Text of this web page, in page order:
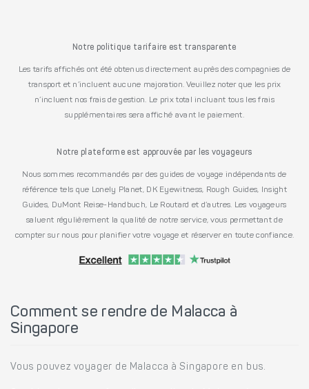
Notre politique tarifaire est transparente
Les tarifs affichés ont été obtenus directement auprès des compagnies de
transport et n’incluent aucune majoration. Veuillez noter que les prix
n’incluent nos frais de gestion. Le prix total incluant tous les frais
supplémentaires sera affiché avant le paiement.
Notre plateforme est approuvée par les voyageurs
Nous sommes recommandés par des guides de voyage indépendants de
référence tels que Lonely Planet, DK Eyewitness, Rough Guides, Insight
Guides, DuMont Reise-Handbuch, Le Routard et d’autres. Les voyageurs
saluent régulièrement la qualité de notre service, vous permettant de
compter sur nous pour planifier votre voyage et réserver en toute confiance.
Comment se rendre de Malacca à
Singapore
Vous pouvez voyager de Malacca à Singapore en bus.